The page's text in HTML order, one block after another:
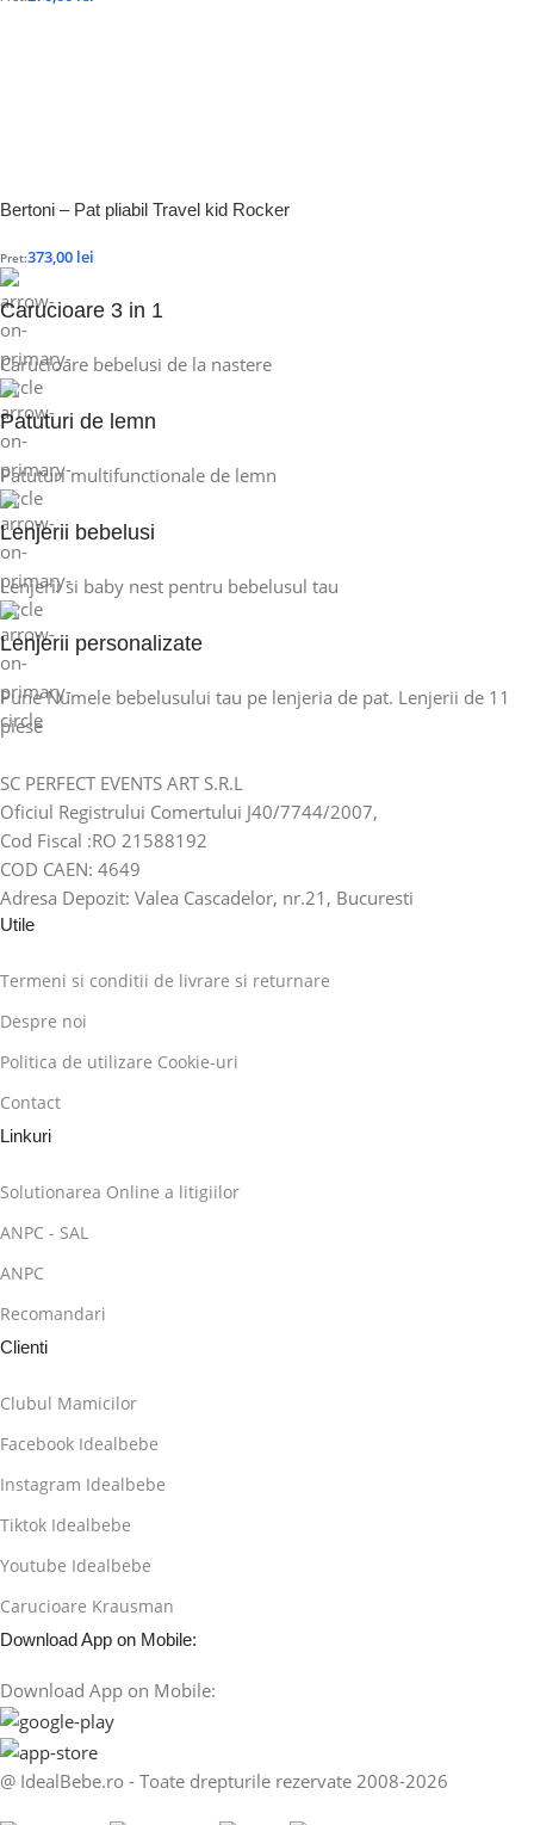
Bertoni – Pat pliabil Travel kid Rocker
Pret:373,00 lei
Carucioare 3 in 1
Carucioare bebelusi de la nastere
Patuturi de lemn
Patuturi multifunctionale de lemn
Lenjerii bebelusi
Lenjerii si baby nest pentru bebelusul tau
Lenjerii personalizate
Pune Numele bebelusului tau pe lenjeria de pat. Lenjerii de 11
piese
SC PERFECT EVENTS ART S.R.L
Oficiul Registrului Comertului J40/7744/2007,
Cod Fiscal :RO 21588192
COD CAEN: 4649
Adresa Depozit: Valea Cascadelor, nr.21, Bucuresti
Utile
Termeni si conditii de livrare si returnare
Despre noi
Politica de utilizare Cookie-uri
Contact
Linkuri
Solutionarea Online a litigiilor
ANPC - SAL
ANPC
Recomandari
Clienti
Clubul Mamicilor
Facebook Idealbebe
Instagram Idealbebe
Tiktok Idealbebe
Youtube Idealbebe
Carucioare Krausman
Download App on Mobile:
Download App on Mobile:
@ IdealBebe.ro - Toate drepturile rezervate 2008-2026